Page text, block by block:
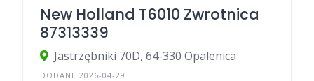
New Holland T6010 Zwrotnica
87313339
Jastrzębniki 70D, 64-330 Opalenica
DODANE 2026-04-29